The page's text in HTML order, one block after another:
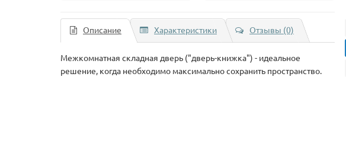
Описание Характеристики Отзывы (0)
Межкомнатная складная дверь ("дверь-книжка") - идеальное
решение, когда необходимо максимально сохранить пространство.